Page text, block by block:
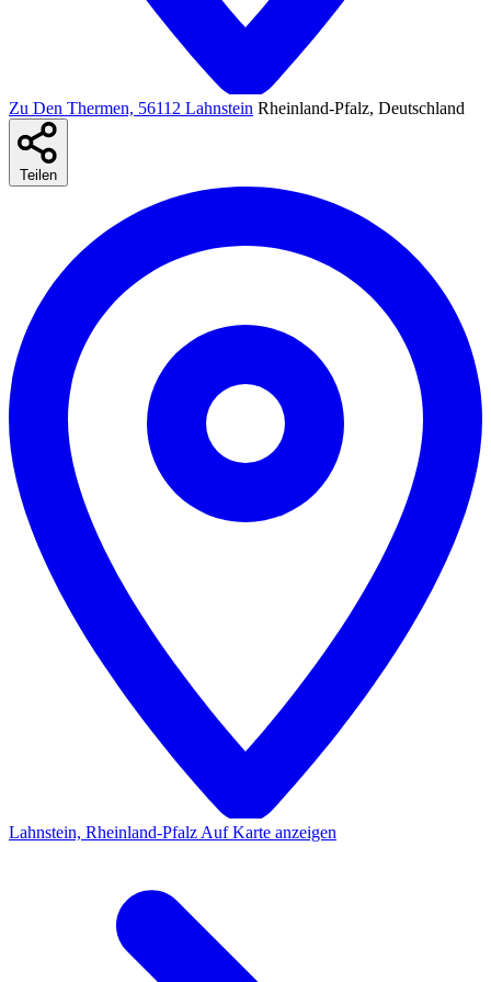
Zu Den Thermen, 56112 Lahnstein Rheinland-Pfalz, Deutschland
Teilen
Lahnstein, Rheinland-Pfalz Auf Karte anzeigen